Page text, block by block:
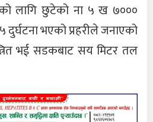
लागि छुटेको ना ५ ख ७०००
भएको प्रहरीले जनाएको
भई सडकबाट सय मिटर तल